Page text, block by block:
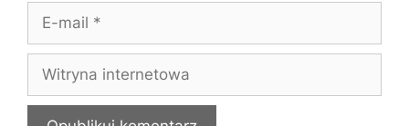
mail
internetowa